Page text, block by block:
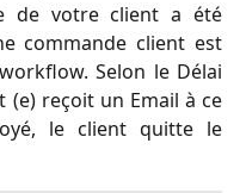
de votre client a été
commande client est
Selon le Délai
(e) reçoit un Email à ce
le client quitte le